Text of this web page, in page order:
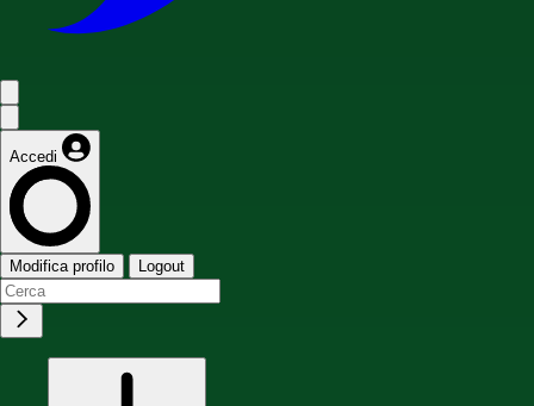
Accedi
Modifica profilo Logout